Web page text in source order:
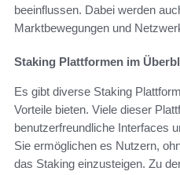
beeinflussen. Dabei werden
Marktbewegungen und
Staking Plattformen im
Es gibt diverse Staking
Vorteile bieten. Viele dieser
benutzerfreundliche Interfaces
Sie ermöglichen es Nutzern,
das Staking einzusteigen. Zu